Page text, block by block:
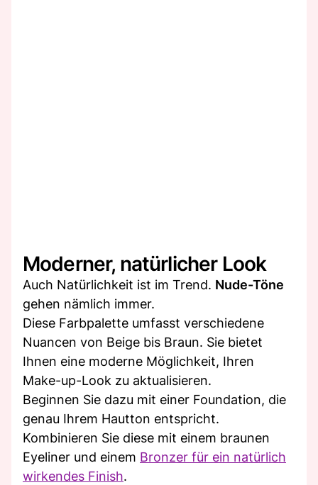
Moderner, natürlicher Look
Auch Natürlichkeit ist im Trend. Nude-Töne
gehen nämlich immer.
Diese Farbpalette umfasst verschiedene
Nuancen von Beige bis Braun. Sie bietet
Ihnen eine moderne Möglichkeit, Ihren
Make-up-Look zu aktualisieren.
Beginnen Sie dazu mit einer Foundation, die
genau Ihrem Hautton entspricht.
Kombinieren Sie diese mit einem braunen
Eyeliner und einem Bronzer für ein natürlich
wirkendes Finish.